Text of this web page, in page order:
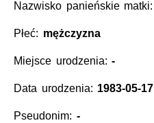
Nazwisko panieńskie matki:
Płeć: mężczyzna
Miejsce urodzenia:-
Data urodzenia: 1983-05-17
Pseudonim: -